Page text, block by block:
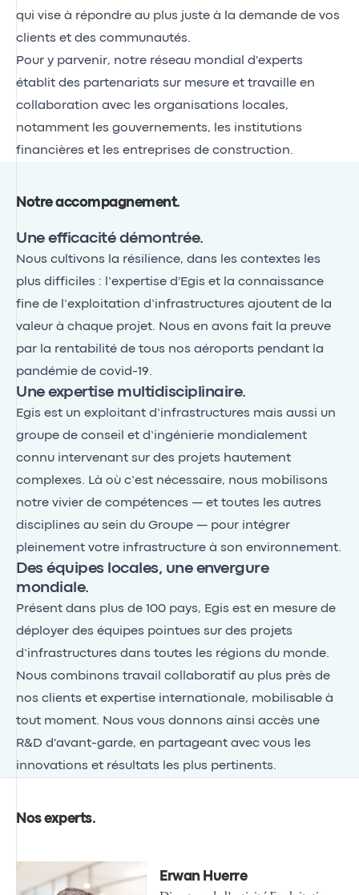
qui vise à répondre au plus juste à la demande de vos
clients et des communautés.
Pour y parvenir, notre réseau mondial d'experts
établit des partenariats sur mesure et travaille en
collaboration avec les organisations locales,
notamment les gouvernements, les institutions
financières et les entreprises de construction.
Notre accompagnement.
Une efficacité démontrée.
Nous cultivons la résilience, dans les contextes les
plus difficiles : l’expertise d'Egis et la connaissance
fine de l’exploitation d’infrastructures ajoutent de la
valeur à chaque projet. Nous en avons fait la preuve
par la rentabilité de tous nos aéroports pendant la
pandémie de covid-19.
Une expertise multidisciplinaire.
Egis est un exploitant d’infrastructures mais aussi un
groupe de conseil et d’ingénierie mondialement
connu intervenant sur des projets hautement
complexes. Là où c’est nécessaire, nous mobilisons
notre vivier de compétences — et toutes les autres
disciplines au sein du Groupe — pour intégrer
pleinement votre infrastructure à son environnement.
Des équipes locales, une envergure
mondiale.
Présent dans plus de 100 pays, Egis est en mesure de
déployer des équipes pointues sur des projets
d’infrastructures dans toutes les régions du monde.
Nous combinons travail collaboratif au plus près de
nos clients et expertise internationale, mobilisable à
tout moment. Nous vous donnons ainsi accès une
R&D d'avant-garde, en partageant avec vous les
innovations et résultats les plus pertinents.
Nos experts.
Erwan Huerre